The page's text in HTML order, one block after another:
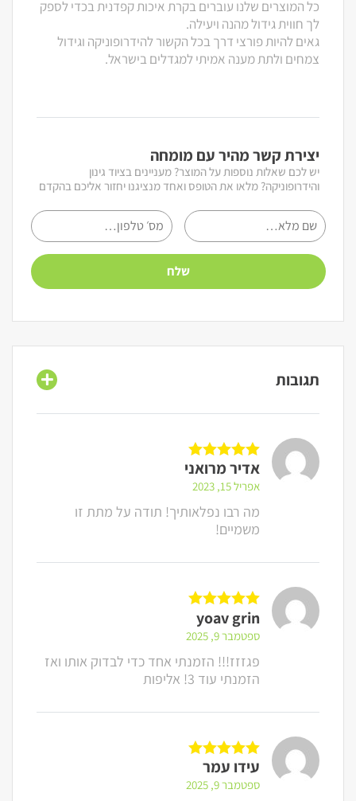
כל המוצרים שלנו עוברים בקרת איכות קפדנית בכדי לספק
לך חווית גידול מהנה ויעילה.
גאים להיות פורצי דרך בכל הקשור להידרופוניקה וגידול
צמחים ולתת מענה אמיתי למגדלים בישראל.
יצירת קשר מהיר עם מומחה
יש לכם שאלות נוספות על המוצר? מעניינים בציוד גינון
והידרופוניקה? מלאו את הטופס ואחד מנציגנו יחזור אליכם בהקדם
תגובות
דורג5 מתוך 5
אדיר מרואני
אפריל 15, 2023
מה רבו נפלאותיך! תודה על מתת זו
משמיים!
דורג5 מתוך 5
yoav grin
ספטמבר 9, 2025
פגזזז!!! הזמנתי אחד כדי לבדוק אותו ואז
הזמנתי עוד 3! אליפות
דורג5מתוך 5
עידו עמר
ספטמבר 9, 2025